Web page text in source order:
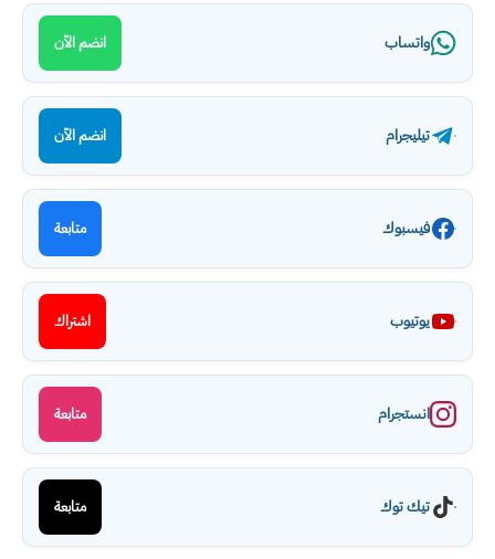
واتساب انضم الآن
تيليجرام انضم الآن
فيسبوك متابعة
يوتيوب اشتراك
انستجرام متابعة
تيك توك متابعة